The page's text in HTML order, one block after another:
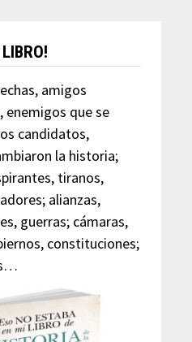
amigos
enemigos que se
candidatos,
la historia;
tiranos,
alianzas,
guerras; cámaras,
constituciones;